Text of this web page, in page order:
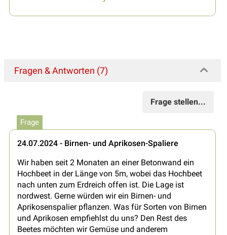
Fragen & Antworten (7)
Frage stellen...
Frage
24.07.2024 - Birnen- und Aprikosen-Spaliere
Wir haben seit 2 Monaten an einer Betonwand ein
Hochbeet in der Länge von 5m, wobei das Hochbeet
nach unten zum Erdreich offen ist. Die Lage ist
nordwest. Gerne würden wir ein Birnen- und
Aprikosenspalier pflanzen. Was für Sorten von Birnen
und Aprikosen empfiehlst du uns? Den Rest des
Beetes möchten wir Gemüse und anderem